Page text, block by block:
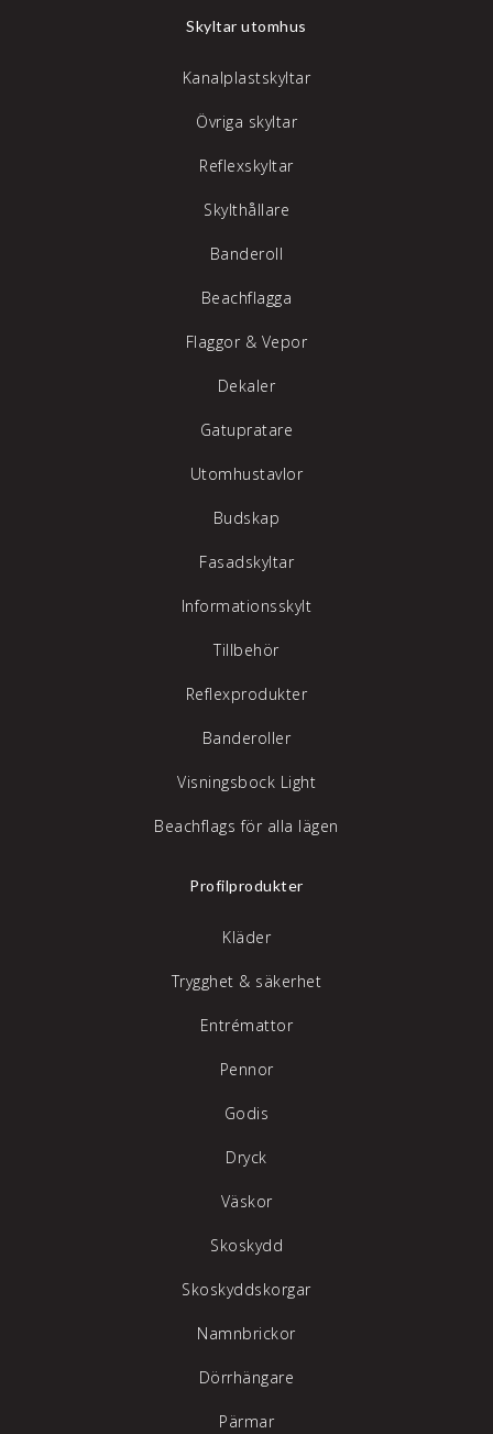
Skyltar utomhus
Kanalplastskyltar
Övriga skyltar
Reflexskyltar
Skylthållare
Banderoll
Beachflagga
Flaggor & Vepor
Dekaler
Gatupratare
Utomhustavlor
Budskap
Fasadskyltar
Informationsskylt
Tillbehör
Reflexprodukter
Banderoller
Visningsbock Light
Beachflags för alla lägen
Profilprodukter
Kläder
Trygghet & säkerhet
Entrémattor
Pennor
Godis
Dryck
Väskor
Skoskydd
Skoskyddskorgar
Namnbrickor
Dörrhängare
Pärmar